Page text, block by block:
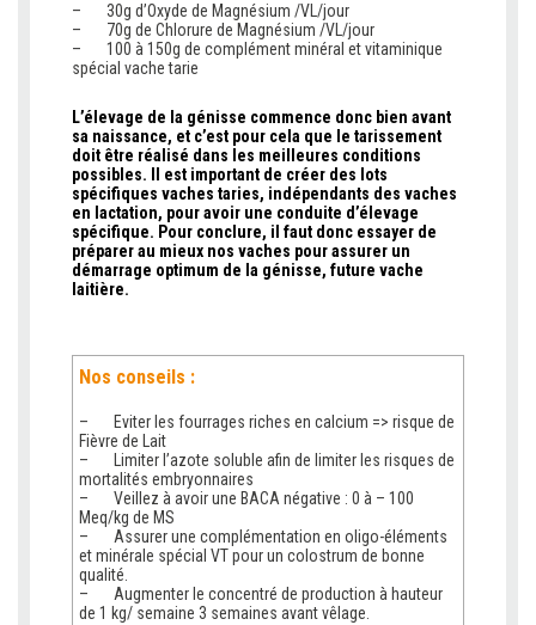
– 30g d’Oxyde de Magnésium /VL/jour
– 70g de Chlorure de Magnésium /VL/jour
– 100 à 150g de complément minéral et vitaminique
spécial vache tarie
L’élevage de la génisse commence donc bien avant
sa naissance, et c’est pour cela que le tarissement
doit être réalisé dans les meilleures conditions
possibles. Il est important de créer des lots
spécifiques vaches taries, indépendants des vaches
en lactation, pour avoir une conduite d’élevage
spécifique. Pour conclure, il faut donc essayer de
préparer au mieux nos vaches pour assurer un
démarrage optimum de la génisse, future vache
laitière.
Nos conseils :
– Eviter les fourrages riches en calcium => risque de
Fièvre de Lait
– Limiter l’azote soluble afin de limiter les risques de
mortalités embryonnaires
– Veillez à avoir une BACA négative : 0 à – 100
Meq/kg de MS
– Assurer une complémentation en oligo-éléments
et minérale spécial VT pour un colostrum de bonne
qualité.
– Augmenter le concentré de production à hauteur
de 1 kg/ semaine 3 semaines avant vêlage.